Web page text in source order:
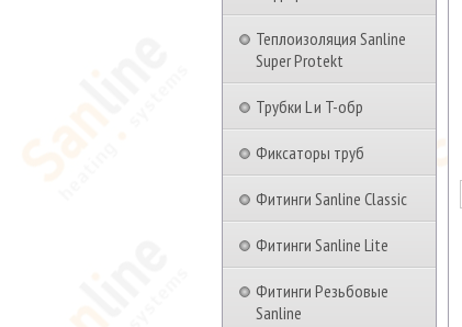
Теплоизоляция Sanline
Super Protekt
Трубки L и T-обр
Фиксаторы труб
Фитинги Sanline Classic
Фитинги Sanline Lite
Фитинги Резьбовые
Sanline